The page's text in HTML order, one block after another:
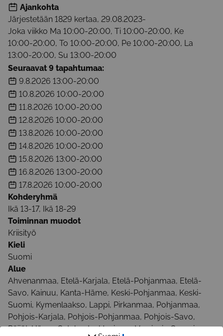
Ajankohta
Järjestetään 1829 kertaa, 29.08.2023-
Joka viikko Ma 10:00-20:00, Ti 10:00-20:00, Ke
10:00-20:00, To 10:00-20:00, Pe 10:00-20:00, La
13:00-20:00, Su 13:00-20:00
Seuraavat 9 tapahtumaa:
9.8.2026 13:00-20:00
10.8.2026 10:00-20:00
11.8.2026 10:00-20:00
12.8.2026 10:00-20:00
13.8.2026 10:00-20:00
14.8.2026 10:00-20:00
15.8.2026 13:00-20:00
16.8.2026 13:00-20:00
17.8.2026 10:00-20:00
Kohderyhmä
Ikä 13-17, Ikä 18-29
Toiminnan muodot
Kriisityö
Kieli
Suomi
Alue
Ahvenanmaa, Etelä-Karjala, Etelä-Pohjanmaa, Etelä-
Savo, Kainuu, Kanta-Häme, Keski-Pohjanmaa, Keski-
Suomi, Kymenlaakso, Lappi, Pirkanmaa, Pohjanmaa,
Pohjois-Karjala, Pohjois-Pohjanmaa, Pohjois-Savo,
Päijät-Häme, Satakunta, Uusimaa, Varsinais-Suomi